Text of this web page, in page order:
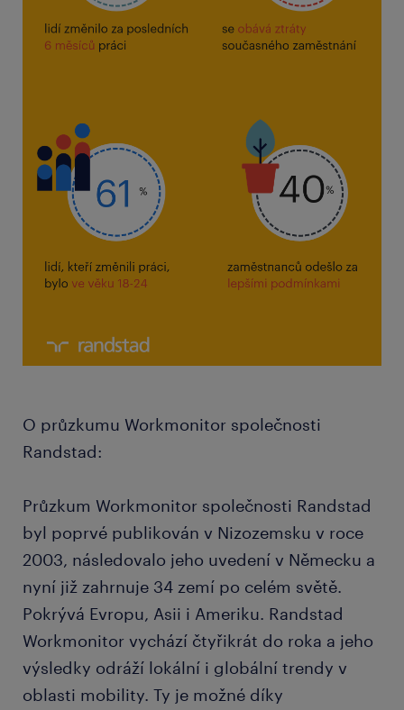
O průzkumu Workmonitor společnosti
Randstad:
Průzkum Workmonitor společnosti Randstad
byl poprvé publikován v Nizozemsku v roce
2003, následovalo jeho uvedení v Německu a
nyní již zahrnuje 34 zemí po celém světě.
Pokrývá Evropu, Asii i Ameriku. Randstad
Workmonitor vychází čtyřikrát do roka a jeho
výsledky odráží lokální i globální trendy v
oblasti mobility. Ty je možné díky